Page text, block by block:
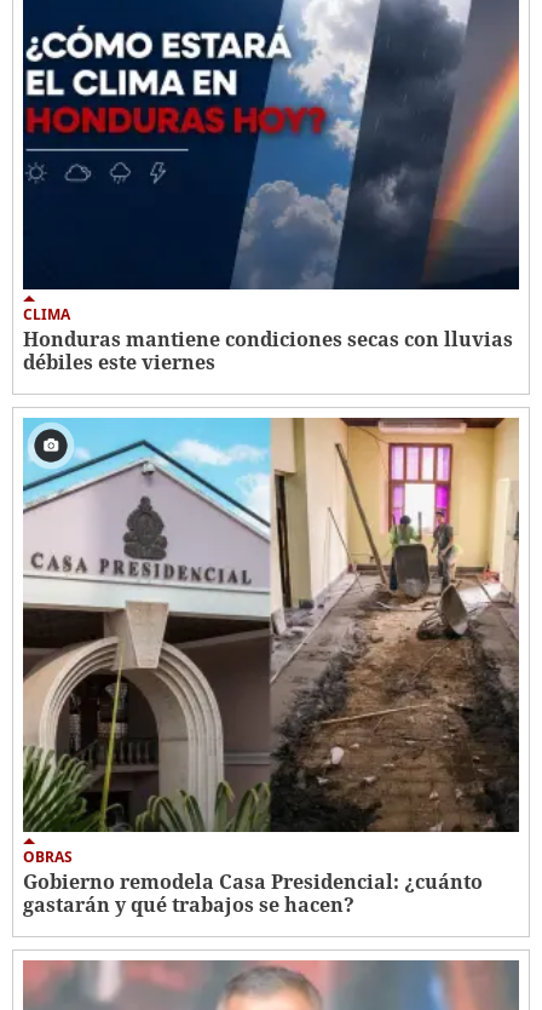
CLIMA
Honduras mantiene condiciones secas con lluvias
débiles este viernes
OBRAS
Gobierno remodela Casa Presidencial: ¿cuánto
gastarán y qué trabajos se hacen?